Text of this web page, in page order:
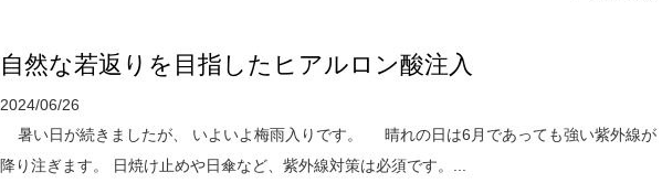
自然な若返りを目指したヒアルロン酸注入
2024/06/26
暑い日が続きましたが、 いよいよ梅雨入りです。 晴れの日は6月であっても強い紫外線が
降り注ぎます。 日焼け止めや日傘など、紫外線対策は必須です。...